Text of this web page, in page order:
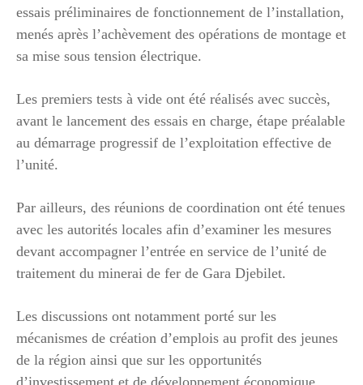
essais préliminaires de fonctionnement de l’installation,
menés après l’achèvement des opérations de montage et
sa mise sous tension électrique.
Les premiers tests à vide ont été réalisés avec succès,
avant le lancement des essais en charge, étape préalable
au démarrage progressif de l’exploitation effective de
l’unité.
Par ailleurs, des réunions de coordination ont été tenues
avec les autorités locales afin d’examiner les mesures
devant accompagner l’entrée en service de l’unité de
traitement du minerai de fer de Gara Djebilet.
Les discussions ont notamment porté sur les
mécanismes de création d’emplois au profit des jeunes
de la région ainsi que sur les opportunités
d’investissement et de développement économique